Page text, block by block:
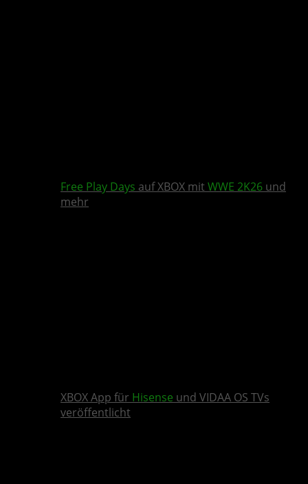
Free Play Days auf XBOX mit WWE 2K26 und
mehr
XBOX App für Hisense und VIDAA OS TVs
veröffentlicht